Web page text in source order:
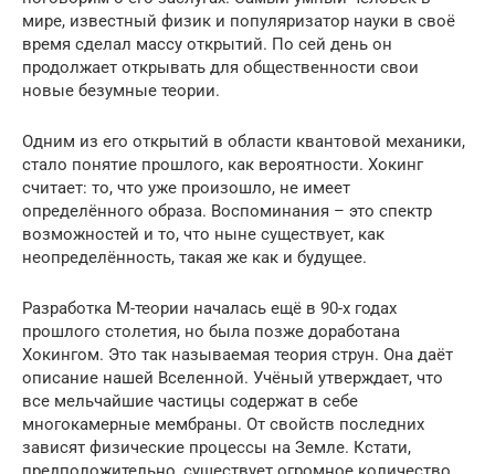
мире, известный физик и популяризатор науки в своё
время сделал массу открытий. По сей день он
продолжает открывать для общественности свои
новые безумные теории.
Одним из его открытий в области квантовой механики,
стало понятие прошлого, как вероятности. Хокинг
считает: то, что уже произошло, не имеет
определённого образа. Воспоминания – это спектр
возможностей и то, что ныне существует, как
неопределённость, такая же как и будущее.
Разработка М-теории началась ещё в 90-х годах
прошлого столетия, но была позже доработана
Хокингом. Это так называемая теория струн. Она даёт
описание нашей Вселенной. Учёный утверждает, что
все мельчайшие частицы содержат в себе
многокамерные мембраны. От свойств последних
зависят физические процессы на Земле. Кстати,